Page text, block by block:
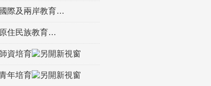
國際及兩岸教育
原住民族教育
師資培育
年培育